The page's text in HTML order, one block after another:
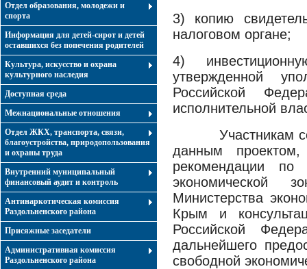
Отдел образования, молодежи и
спорта
Информация для детей-сирот и детей
оставшихся без попечения родителей
Культура, искусство и охрана
культурного наследия
Доступная среда
Межнациональные отношения
Отдел ЖКХ, транспорта, связи,
благоустройства, природопользования
и охраны труда
Внутренний муниципальный
финансовый аудит и контроль
Антинаркотическая комиссия
Раздольненского района
Присяжные заседатели
Административная комиссия
Раздольненского района
3) копию
налоговом органе;
4)
утвержденной
Российской
исполнительной
Участникам
данным проектом,
рекомендации по
экономической
Министерства
Крым и
Российской
дальнейшего
свободной